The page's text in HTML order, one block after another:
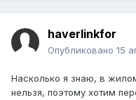
haverlinkfor
Опубликовано 15
Насколько я знаю, в
нельзя, поэтому хотим